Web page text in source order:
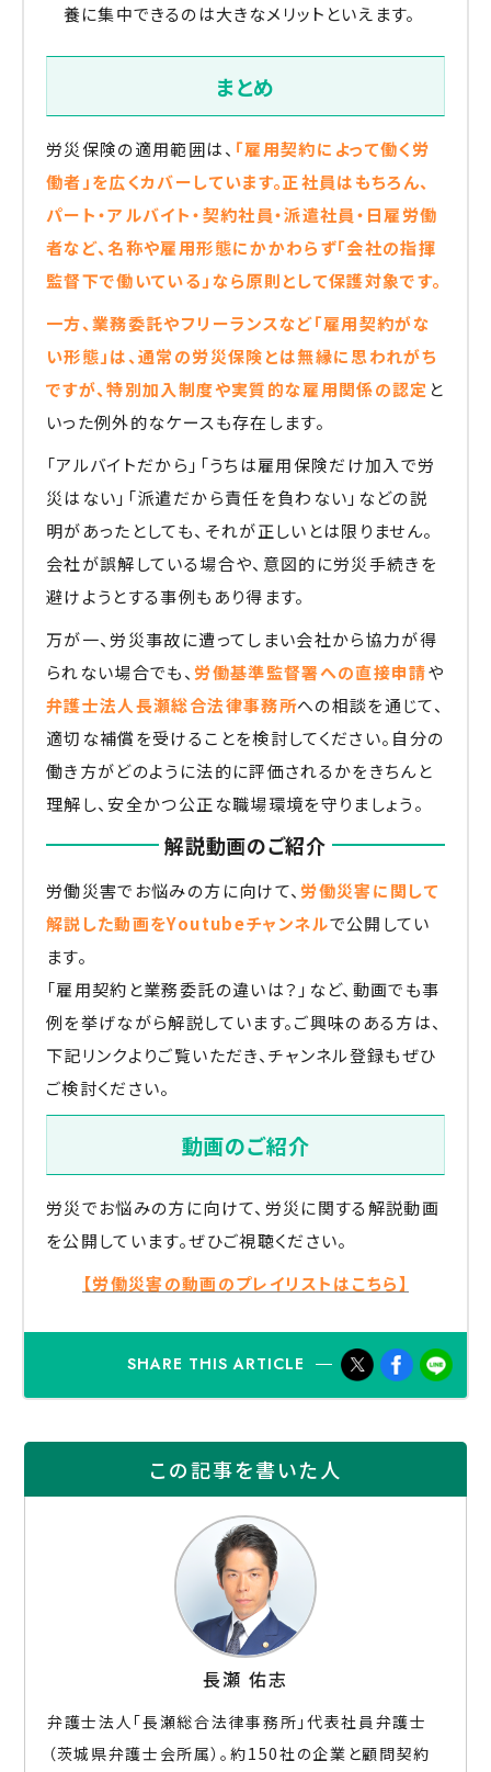
養に集中できるのは大きなメリットといえます。
まとめ
労災保険の適用範囲は、 「雇用契約によって働く労
働者」を広くカバーしています。正社員はもちろん、
パート・アルバイト・契約社員・派遣社員・日雇労働
者など、名称や雇用形態にかかわらず「会社の指揮
監督下で働いている」なら原則として保護対象です。
一方、業務委託やフリーランスなど「雇用契約がな
い形態」は、通常の労災保険とは無縁に思われがち
ですが、特別加入制度や実質的な雇用関係の認定 と
いった例外的なケースも存在します。
「アルバイトだから」「うちは雇用保険だけ加入で労
災はない」「派遣だから責任を負わない」などの説
明があったとしても、それが正しいとは限りません。
会社が誤解している場合や、意図的に労災手続きを
避けようとする事例もあり得ます。
万が一、労災事故に遭ってしまい会社から協力が得
られない場合でも、 労働基準監督署への直接申請や
弁護士法人長瀬総合法律事務所への相談を通じて、
適切な補償を受けることを検討してください。自分の
働き方がどのように法的に評価されるかをきちんと
理解し、安全かつ公正な職場環境を守りましょう。
解説動画のご紹介
労働災害でお悩みの方に向けて、 労働災害に関して
解説した動画をYoutubeチャンネルで公開してい
ます。
「雇用契約と業務委託の違いは？」など、動画でも事
例を挙げながら解説しています。ご興味のある方は、
下記リンクよりご覧いただき、チャンネル登録もぜひ
ご検討ください。
動画のご紹介
労災でお悩みの方に向けて、労災に関する解説動画
を公開しています。ぜひご視聴ください。
【労働災害の動画のプレイリストはこちら】
SHARE THIS ARTICLE
この記事を書いた人
⻑瀬 佑志
弁護士法人「長瀬総合法律事務所」代表社員弁護士
（茨城県弁護士会所属）。約150社の企業と顧問契約